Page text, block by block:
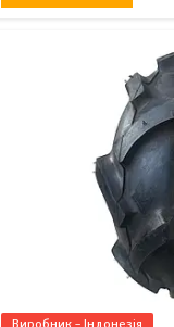
Виробник - Індонезія